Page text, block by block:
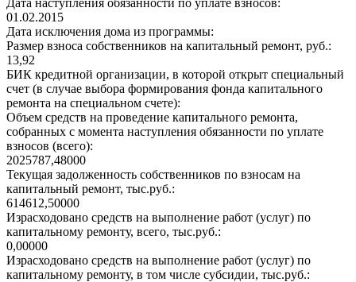
01.02.2015
Дата исключения дома из программы:
Размер взноса собственников на капитальный ремонт, руб.:
13,92
БИК кредитной организации, в которой открыт специальный
счет (в случае выбора формирования фонда капитального
ремонта на специальном счете):
Объем средств на проведение капитального ремонта,
собранных с момента наступления обязанности по уплате
взносов (всего):
2025787,48000
Текущая задолженность собственников по взносам на
капитальный ремонт, тыс.руб.:
614612,50000
Израсходовано средств на выполнение работ (услуг) по
капитальному ремонту, всего, тыс.руб.:
0,00000
Израсходовано средств на выполнение работ (услуг) по
капитальному ремонту, в том числе субсидии, тыс.руб.: